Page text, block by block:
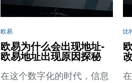
欧易
欧易为什么会出现地址-
欧易地址出现原因探秘
在这个数字化的时代，信息
比